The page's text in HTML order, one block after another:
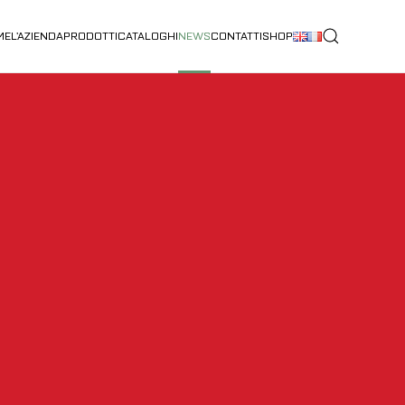
L’AZIENDAPRODOTTICATALOGHINEWSCONTATTISHOP